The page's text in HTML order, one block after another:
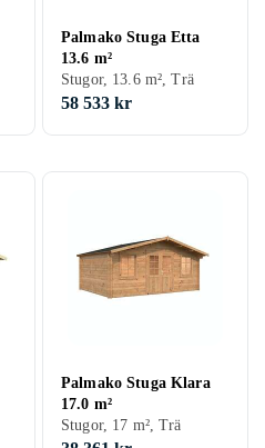
Palmako Stuga Etta
13.6 m²
Stugor, 13.6 m², Trä
58 533 kr
Palmako Stuga Klara
17.0 m²
Stugor, 17 m², Trä